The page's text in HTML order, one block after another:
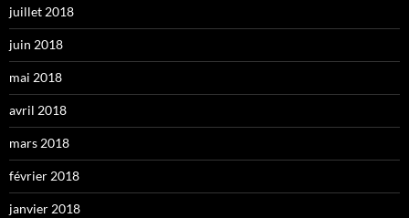
juillet 2018
juin 2018
mai 2018
avril 2018
mars 2018
février 2018
janvier 2018